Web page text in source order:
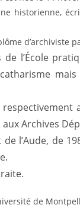
historienne,
d’archiviste
l’École
Archives
l’Aude, de
de